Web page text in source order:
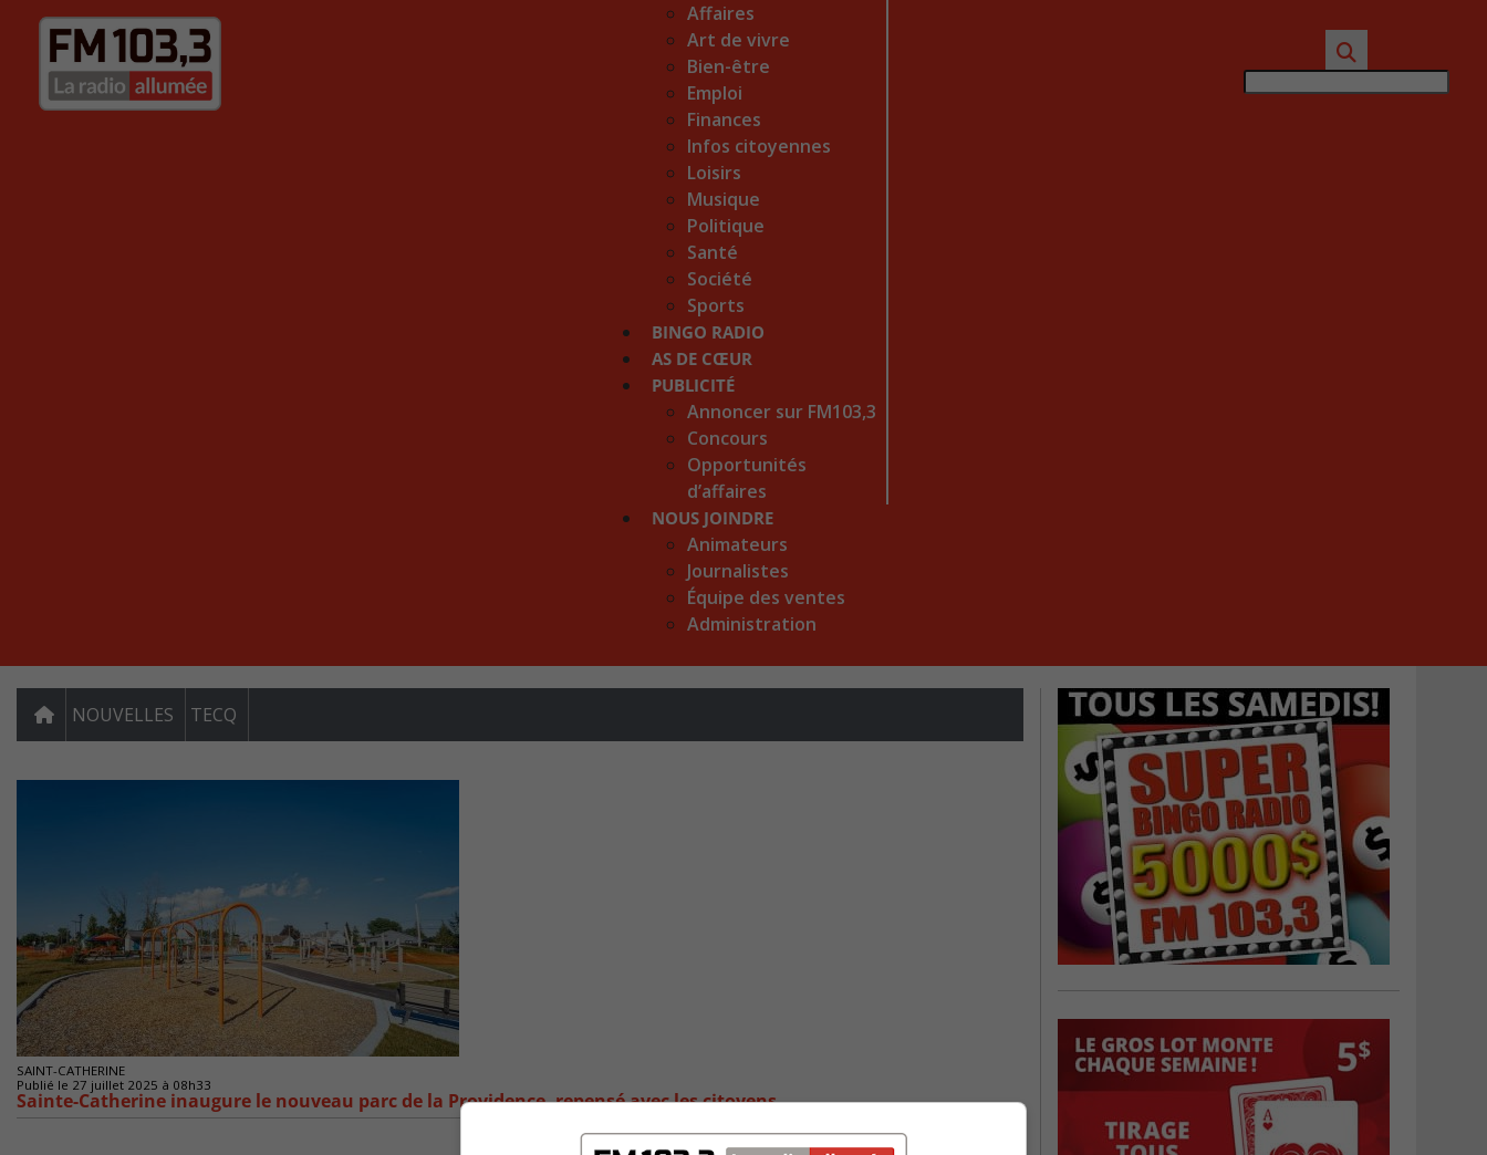
Affaires
Art de vivre
Bien-être
Emploi
Finances
Infos citoyennes
Loisirs
Musique
Politique
Santé
Société
Sports
BINGO RADIO
AS DE CŒUR
PUBLICITÉ
Annoncer sur FM103,3
Concours
Opportunités
d’affaires
NOUS JOINDRE
Animateurs
Journalistes
Équipe des ventes
Administration
NOUVELLES TECQ
SAINT-CATHERINE
Publié le 27 juillet 2025 à 08h33
Sainte-Catherine inaugure le nouveau parc de la Providence, repensé avec les citoyens